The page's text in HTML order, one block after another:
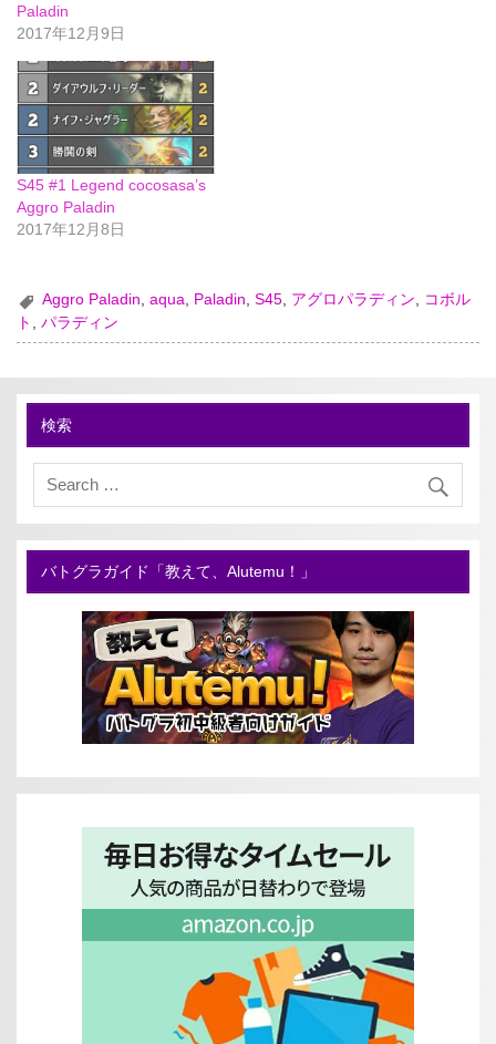
Paladin
2017年12月9日
S45 #1 Legend cocosasa’s
Aggro Paladin
2017年12月8日
Aggro Paladin,aqua, Paladin,S45, アグロパラディン, コボル
ト
,パラディン
検索
バトグラガイド「教えて、Alutemu！」